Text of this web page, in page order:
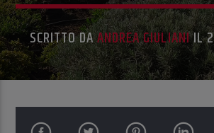
SCRITTO DAANDREA GIULIANIIL